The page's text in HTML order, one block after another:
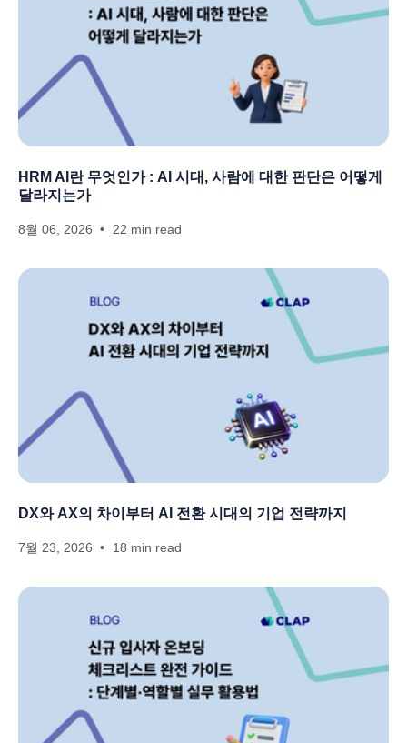
HRM AI란 무엇인가 : AI 시대, 사람에 대한 판단은 어떻게
달라지는가
8월 06, 2026 22 min read
DX와 AX의 차이부터 AI 전환 시대의 기업 전략까지
7월 23, 2026 18 min read